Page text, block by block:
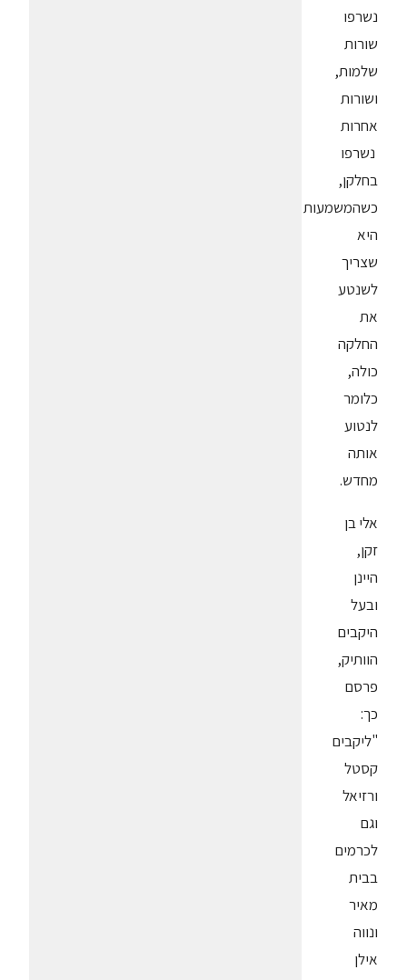
נשרפו
שורות
שלמות,
ושורות
אחרות
נשרפו
בחלקן,
כשהמשמעות
היא
שצריך
לשנטע
את
החלקה
כולה,
כלומר
לנטוע
אותה
מחדש.
אלי בן
זקן,
היינן
ובעל
היקבים
הוותיק,
פרסם
כך:
"ליקבים
קסטל
ורזיאל
וגם
לכרמים
בבית
מאיר
ונווה
אילן